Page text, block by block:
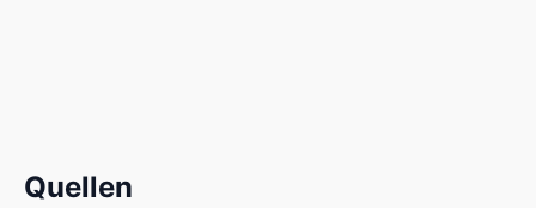
Quellen